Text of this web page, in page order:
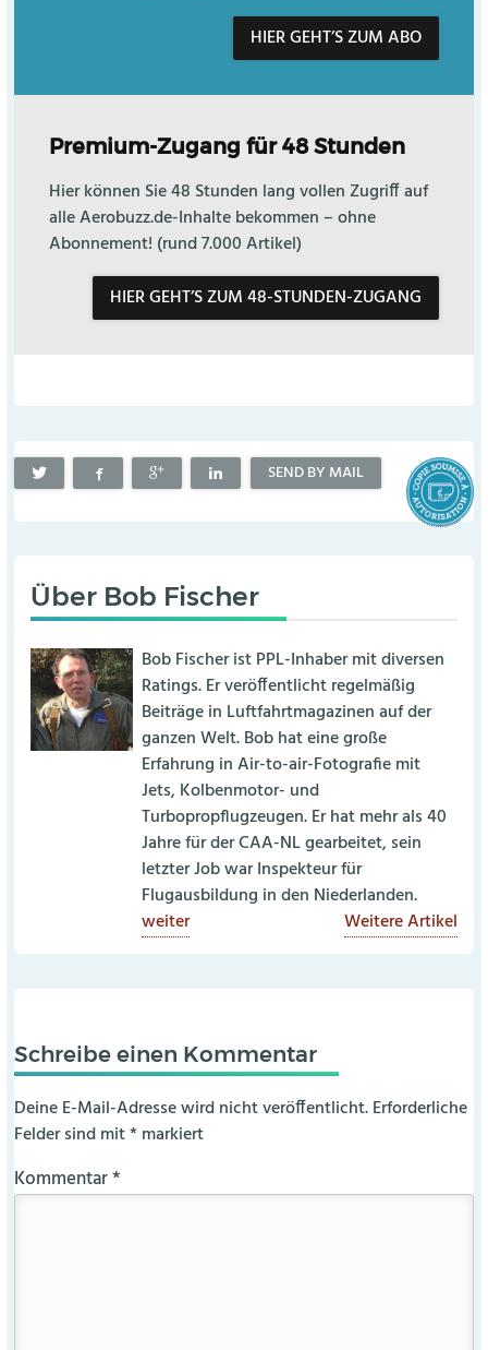
HIER GEHT’S ZUM ABO
Premium-Zugang für 48 Stunden
Hier können Sie 48 Stunden lang vollen Zugriff auf
alle Aerobuzz.de-Inhalte bekommen – ohne
Abonnement! (rund 7.000 Artikel)
HIER GEHT’S ZUM 48-STUNDEN-ZUGANG
SEND BY MAIL
Über Bob Fischer
Bob Fischer ist PPL-Inhaber mit diversen
Ratings. Er veröffentlicht regelmäßig
Beiträge in Luftfahrtmagazinen auf der
ganzen Welt. Bob hat eine große
Erfahrung in Air-to-air-Fotografie mit
Jets, Kolbenmotor- und
Turbopropflugzeugen. Er hat mehr als 40
Jahre für der CAA-NL gearbeitet, sein
letzter Job war Inspekteur für
Flugausbildung in den Niederlanden.
weiter
Weitere Artikel
Schreibe einen Kommentar
Deine E-Mail-Adresse wird nicht veröffentlicht. Erforderliche
Felder sind mit*markiert
Kommentar*